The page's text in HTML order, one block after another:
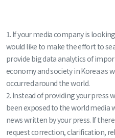
1. If your media company is
would like to make the effort to
provide big data analytics of
economy and society in Korea as
occurred around the world.
2. Instead of providing your press
been exposed to the world media
news written by your press. If
request correction, clarification,